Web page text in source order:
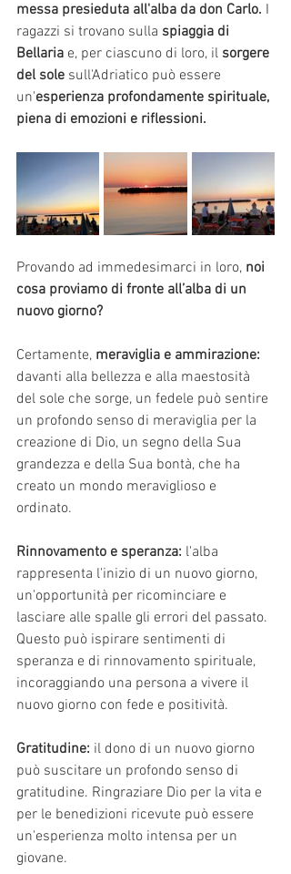
messa presieduta all'alba da don Carlo. I
ragazzi si trovano sulla spiaggia di
Bellaria e, per ciascuno di loro, il sorgere
del sole sull'Adriatico può essere
un'esperienza profondamente spirituale,
piena di emozioni e riflessioni.
Provando ad immedesimarci in loro, noi
cosa proviamo di fronte all’alba di un
nuovo giorno?
Certamente, meraviglia e ammirazione:
davanti alla bellezza e alla maestosità
del sole che sorge, un fedele può sentire
un profondo senso di meraviglia per la
creazione di Dio, un segno della Sua
grandezza e della Sua bontà, che ha
creato un mondo meraviglioso e
ordinato.
Rinnovamento e speranza: l'alba
rappresenta l'inizio di un nuovo giorno,
un'opportunità per ricominciare e
lasciare alle spalle gli errori del passato.
Questo può ispirare sentimenti di
speranza e di rinnovamento spirituale,
incoraggiando una persona a vivere il
nuovo giorno con fede e positività.
Gratitudine: il dono di un nuovo giorno
può suscitare un profondo senso di
gratitudine. Ringraziare Dio per la vita e
per le benedizioni ricevute può essere
un'esperienza molto intensa per un
giovane.